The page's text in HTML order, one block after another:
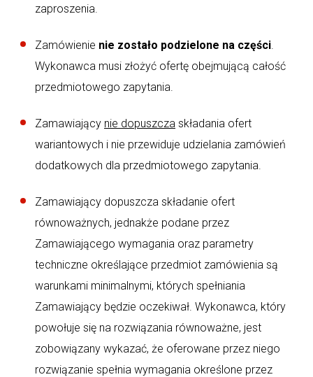
zaproszenia.
Zamówienie nie zostało podzielone na części.
Wykonawca musi złożyć ofertę obejmującą całość
przedmiotowego zapytania.
Zamawiający nie dopuszcza składania ofert
wariantowych i nie przewiduje udzielania zamówień
dodatkowych dla przedmiotowego zapytania.
Zamawiający dopuszcza składanie ofert
równoważnych, jednakże podane przez
Zamawiającego wymagania oraz parametry
techniczne określające przedmiot zamówienia są
warunkami minimalnymi, których spełniania
Zamawiający będzie oczekiwał. Wykonawca, który
powołuje się na rozwiązania równoważne, jest
zobowiązany wykazać, że oferowane przez niego
rozwiązanie spełnia wymagania określone przez